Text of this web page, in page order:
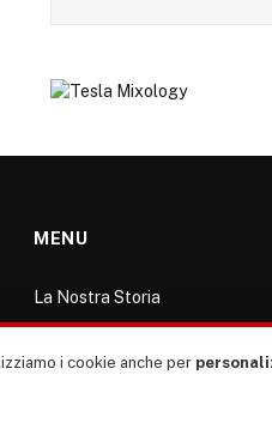
MENU
La Nostra Storia
ventitrenta
i cookie anche per